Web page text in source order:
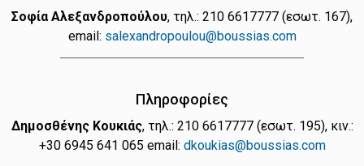
Σοφία Αλεξανδροπούλου, τηλ.: 210 6617777 (εσωτ. 167),
email: salexandropoulou@boussias.com
Πληροφορίες
Δημοσθένης Κουκιάς, τηλ.: 210 6617777 (εσωτ. 195), κιν.:
+30 6945 641 065 email: dkoukias@boussias.com